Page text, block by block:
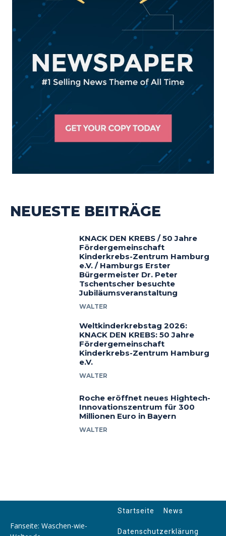
NEUESTE BEITRÄGE
KNACK DEN KREBS / 50 Jahre
Fördergemeinschaft
Kinderkrebs-Zentrum Hamburg
e.V. / Hamburgs Erster
Bürgermeister Dr. Peter
Tschentscher besuchte
Jubiläumsveranstaltung
WALTER
Weltkinderkrebstag 2026:
KNACK DEN KREBS: 50 Jahre
Fördergemeinschaft
Kinderkrebs-Zentrum Hamburg
e.V.
WALTER
Roche eröffnet neues Hightech-
Innovationszentrum für 300
Millionen Euro in Bayern
WALTER
Fanseite: Waschen-wie-
Startseite News
Datenschutzerklärung